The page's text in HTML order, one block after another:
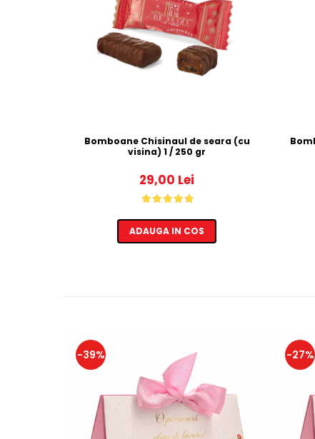
Bomboane Chisinaul de seara (cu
visina) 1 / 250 gr
29,00 Lei
ADAUGA IN COS
-39% -27%